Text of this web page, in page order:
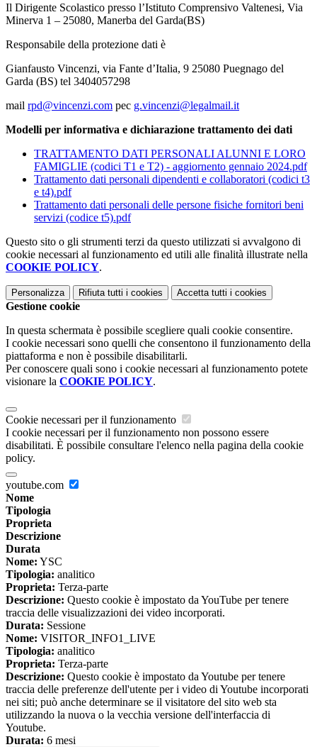
Il Dirigente Scolastico presso l’Istituto Comprensivo Valtenesi, Via
Minerva 1 – 25080, Manerba del Garda(BS)
Responsabile della protezione dati è
Gianfausto Vincenzi, via Fante d’Italia, 9 25080 Puegnago del
Garda (BS) tel 3404057298
mail rpd@vincenzi.com pec g.vincenzi@legalmail.it
Modelli per informativa e dichiarazione trattamento dei dati
TRATTAMENTO DATI PERSONALI ALUNNI E LORO
FAMIGLIE (codici T1 e T2) - aggiornento gennaio 2024.pdf
Trattamento dati personali dipendenti e collaboratori (codici t3
e t4).pdf
Trattamento dati personali delle persone fisiche fornitori beni
servizi (codice t5).pdf
Questo sito o gli strumenti terzi da questo utilizzati si avvalgono di
cookie necessari al funzionamento ed utili alle finalità illustrate nella
COOKIE POLICY.
Personalizza Rifiuta tutti i cookies Accetta tutti i cookies
Gestione cookie
In questa schermata è possibile scegliere quali cookie consentire.
I cookie necessari sono quelli che consentono il funzionamento della
piattaforma e non è possibile disabilitarli.
Per conoscere quali sono i cookie necessari al funzionamento potete
visionare la COOKIE POLICY.
Cookie necessari per il funzionamento
I cookie necessari per il funzionamento non possono essere
disabilitati. È possibile consultare l'elenco nella pagina della cookie
policy.
youtube.com
Nome
Tipologia
Proprieta
Descrizione
Durata
Nome: YSC
Tipologia: analitico
Proprieta: Terza-parte
Descrizione: Questo cookie è impostato da YouTube per tenere
traccia delle visualizzazioni dei video incorporati.
Durata: Sessione
Nome: VISITOR_INFO1_LIVE
Tipologia: analitico
Proprieta: Terza-parte
Descrizione: Questo cookie è impostato da Youtube per tenere
traccia delle preferenze dell'utente per i video di Youtube incorporati
nei siti; può anche determinare se il visitatore del sito web sta
utilizzando la nuova o la vecchia versione dell'interfaccia di
Youtube.
Durata: 6 mesi